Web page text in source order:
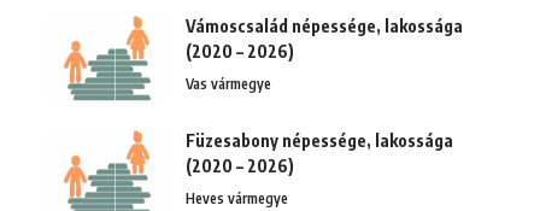
Vámoscsalád népessége, lakossága
(2020 – 2026)
Vas vármegye
Füzesabony népessége, lakossága
(2020 – 2026)
Heves vármegye